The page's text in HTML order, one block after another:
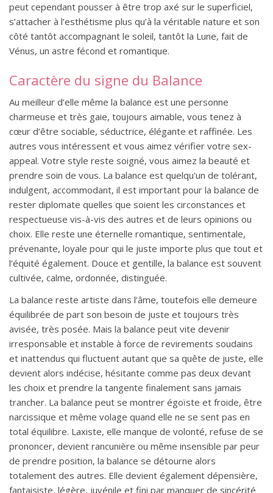
peut cependant pousser à être trop axé sur le superficiel,
s’attacher à l’esthétisme plus qu’à la véritable nature et son
côté tantôt accompagnant le soleil, tantôt la Lune, fait de
Vénus, un astre fécond et romantique.
Caractère du signe du Balance
Au meilleur d’elle même la balance est une personne
charmeuse et très gaie, toujours aimable, vous tenez à
cœur d’être sociable, séductrice, élégante et raffinée. Les
autres vous intéressent et vous aimez vérifier votre sex-
appeal. Votre style reste soigné, vous aimez la beauté et
prendre soin de vous. La balance est quelqu'un de tolérant,
indulgent, accommodant, il est important pour la balance de
rester diplomate quelles que soient les circonstances et
respectueuse vis-à-vis des autres et de leurs opinions ou
choix. Elle reste une éternelle romantique, sentimentale,
prévenante, loyale pour qui le juste importe plus que tout et
l’équité également. Douce et gentille, la balance est souvent
cultivée, calme, ordonnée, distinguée.
La balance reste artiste dans l’âme, toutefois elle demeure
équilibrée de part son besoin de juste et toujours très
avisée, très posée. Mais la balance peut vite devenir
irresponsable et instable à force de revirements soudains
et inattendus qui fluctuent autant que sa quête de juste, elle
devient alors indécise, hésitante comme pas deux devant
les choix et prendre la tangente finalement sans jamais
trancher. La balance peut se montrer égoïste et froide, être
narcissique et même volage quand elle ne se sent pas en
total équilibre. Laxiste, elle manque de volonté, refuse de se
prononcer, devient rancunière ou même insensible par peur
de prendre position, la balance se détourne alors
totalement des autres. Elle devient également dépensière,
fantaisiste, légère, juvénile et fini par manquer de sincérité